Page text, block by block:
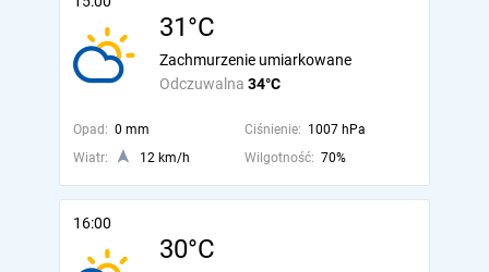
31°C
Odczuwalna 34°C
Zachmurzenie umiarkowane
Opad: 0 mm Ciśnienie: 1007 hPa
Wiatr:
12 km/h Wilgotność: 70%
16:00
30°C